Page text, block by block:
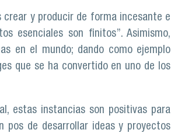
crear y producir de forma incesante e
esenciales son finitos”. Asimismo,
en el mundo; dando como ejemplo
que se ha convertido en uno de los
estas instancias son positivas para
pos de desarrollar ideas y proyectos